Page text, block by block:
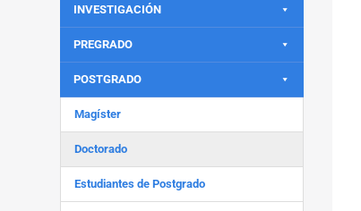
INVESTIGACIÓN
PREGRADO
POSTGRADO
Magíster
Doctorado
Estudiantes de Postgrado